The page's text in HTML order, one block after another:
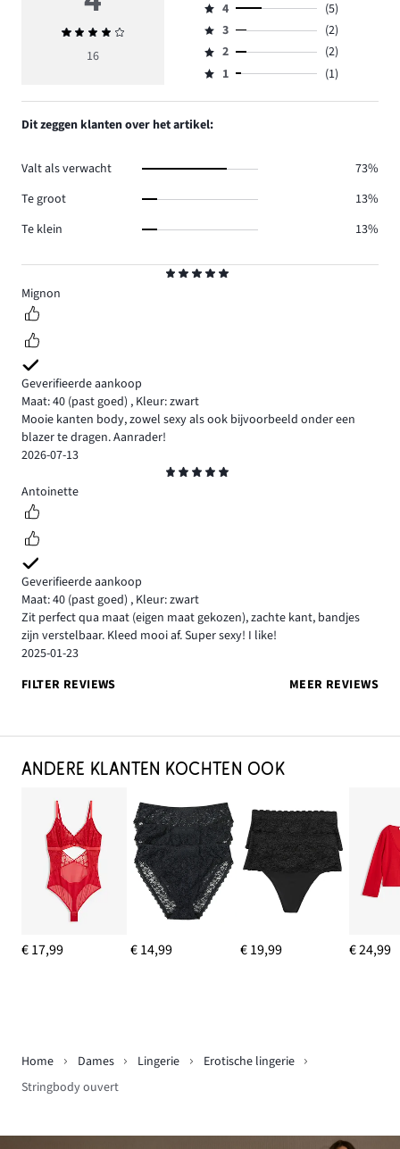
5
Mignon
Geverifieerde aankoop
Maat: 40 (past goed) , Kleur: zwart
Mooie kanten body, zowel sexy als ook bijvoorbeeld onder een
blazer te dragen. Aanrader!
2026-07-13
5
Antoinette
Geverifieerde aankoop
Maat: 40 (past goed) , Kleur: zwart
Zit perfect qua maat (eigen maat gekozen), zachte kant, bandjes
zijn verstelbaar. Kleed mooi af. Super sexy! I like!
2025-01-23
FILTER REVIEWS
MEER REVIEWS
Gemiddelde
beoordeling
16
5,
aantal
reviews
6.
Beoordeling
4,
aantal
reviews
4
(5)
Beoordeling
3,
aantal
3
(2)
Beoordeling
2,
2.
2
(2)
Beoordeling
1,
aantal
reviews
1 (1)
Dit zeggen klanten over het artikel:
Valt als verwacht
73%
Te groot
13%
Te klein
13%
ANDERE KLANTEN KOCHTEN OOK
€ 17,99 € 14,99 € 19,99 € 24,99
Home Dames Lingerie
Erotische lingerie
Stringbody ouvert